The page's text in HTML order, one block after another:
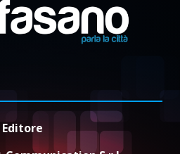
Scianaro: “Profonda
per esclusione dal
di calcio”
2026 06:00
ferito a colpi di arma
2026 18:13
Editore